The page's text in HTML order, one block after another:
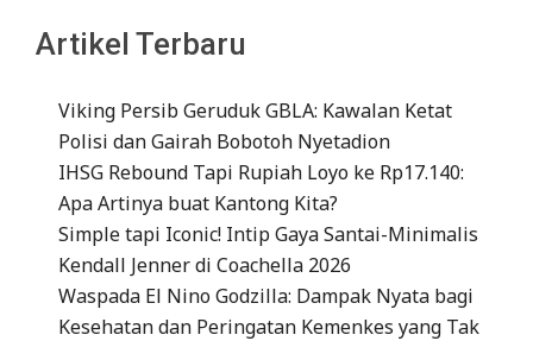
Artikel Terbaru
Viking Persib Geruduk GBLA: Kawalan Ketat
Polisi dan Gairah Bobotoh Nyetadion
IHSG Rebound Tapi Rupiah Loyo ke Rp17.140:
Apa Artinya buat Kantong Kita?
Simple tapi Iconic! Intip Gaya Santai-Minimalis
Kendall Jenner di Coachella 2026
Waspada El Nino Godzilla: Dampak Nyata bagi
Kesehatan dan Peringatan Kemenkes yang Tak